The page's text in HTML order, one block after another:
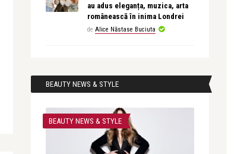
au adus eleganța, muzica, arta
românească în inima Londrei
de Alice Năstase Buciuta
BEAUTY NEWS & STYLE
BEAUTY NEWS & STYLE